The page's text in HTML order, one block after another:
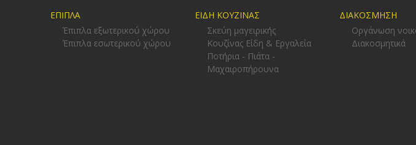
ΕΠΙΠΛΑ
Έπιπλα εξωτερικού χώρου
Έπιπλα εσωτερικού χώρου
ΕΙΔΗ ΚΟΥΖΙΝΑΣ
Σκεύη μαγειρικής
Κουζίνας Είδη & Εργαλεία
Ποτήρια - Πιάτα -
Μαχαιροπήρουνα
ΔΙΑΚΟΣΜΗΣΗ
Οργάνωση
Διακοσμητικά